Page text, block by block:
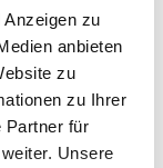
zu
anbieten
zu
zu Ihrer
Partner für
Unsere